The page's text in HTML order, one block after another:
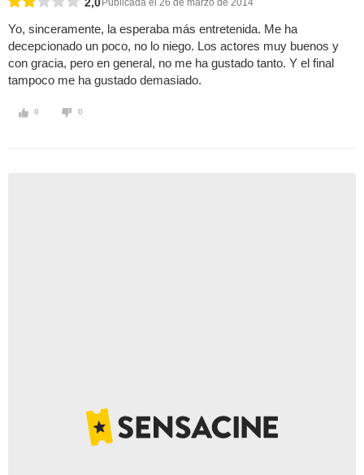
2,0 Publicada el 26 de marzo de 2014
Yo, sinceramente, la esperaba más entretenida. Me ha
decepcionado un poco, no lo niego. Los actores muy buenos y
con gracia, pero en general, no me ha gustado tanto. Y el final
tampoco me ha gustado demasiado.
0 0